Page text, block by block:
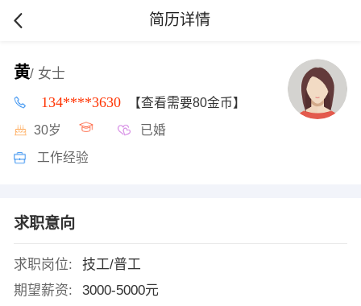
简历详情
黄/ 女士
134****3630 【查看需要80金币】
30岁 已婚
工作经验
求职意向
求职岗位:
技工/普工
期望薪资:
3000-5000元